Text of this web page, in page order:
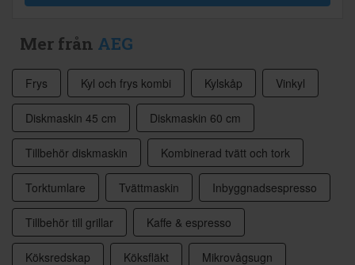
Mer från AEG
Frys Kyl och frys kombi Kylskåp Vinkyl
Diskmaskin 45 cm Diskmaskin 60 cm
Tillbehör diskmaskin Kombinerad tvätt och tork
Torktumlare Tvättmaskin Inbyggnadsespresso
Tillbehör till grillar Kaffe & espresso
Köksredskap Köksfläkt Mikrovågsugn